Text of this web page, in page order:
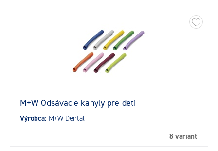
M+W Odsávacie kanyly pre deti
Výrobca: M+W Dental
8 variant